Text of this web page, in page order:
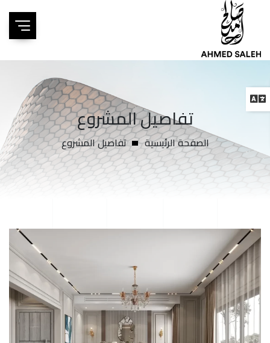
تفاصيل المشروع
الصفحة الرئيسية تفاصيل المشروع